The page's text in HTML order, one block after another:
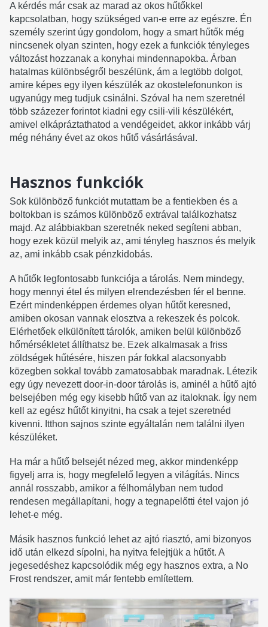
A kérdés már csak az marad az okos hűtőkkel
kapcsolatban, hogy szükséged van-e erre az egészre. Én
személy szerint úgy gondolom, hogy a smart hűtők még
nincsenek olyan szinten, hogy ezek a funkciók tényleges
változást hozzanak a konyhai mindennapokba. Árban
hatalmas különbségről beszélünk, ám a legtöbb dolgot,
amire képes egy ilyen készülék az okostelefonunkon is
ugyanúgy meg tudjuk csinálni. Szóval ha nem szeretnél
több százezer forintot kiadni egy csili-vili készülékért,
amivel elkápráztathatod a vendégeidet, akkor inkább várj
még néhány évet az okos hűtő vásárlásával.
Hasznos funkciók
Sok különböző funkciót mutattam be a fentiekben és a
boltokban is számos különböző extrával találkozhatsz
majd. Az alábbiakban szeretnék neked segíteni abban,
hogy ezek közül melyik az, ami tényleg hasznos és melyik
az, ami inkább csak pénzkidobás.
A hűtők legfontosabb funkciója a tárolás. Nem mindegy,
hogy mennyi étel és milyen elrendezésben fér el benne.
Ezért mindenképpen érdemes olyan hűtőt keresned,
amiben okosan vannak elosztva a rekeszek és polcok.
Elérhetőek elkülönített tárolók, amiken belül különböző
hőmérsékletet állíthatsz be. Ezek alkalmasak a friss
zöldségek hűtésére, hiszen pár fokkal alacsonyabb
közegben sokkal tovább zamatosabbak maradnak. Létezik
egy úgy nevezett door-in-door tárolás is, aminél a hűtő ajtó
belsejében még egy kisebb hűtő van az italoknak. Így nem
kell az egész hűtőt kinyitni, ha csak a tejet szeretnéd
kivenni. Itthon sajnos szinte egyáltalán nem találni ilyen
készüléket.
Ha már a hűtő belsejét nézed meg, akkor mindenképp
figyelj arra is, hogy megfelelő legyen a világítás. Nincs
annál rosszabb, amikor a félhomályban nem tudod
rendesen megállapítani, hogy a tegnapelőtti étel vajon jó
lehet-e még.
Másik hasznos funkció lehet az ajtó riasztó, ami bizonyos
idő után elkezd sípolni, ha nyitva felejtjük a hűtőt. A
jegesedéshez kapcsolódik még egy hasznos extra, a No
Frost rendszer, amit már fentebb említettem.